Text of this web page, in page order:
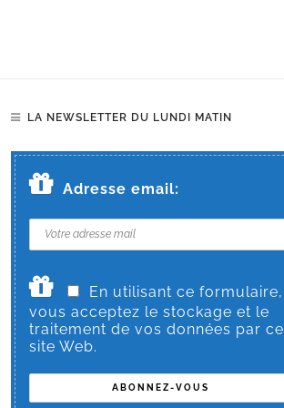
LA NEWSLETTER DU LUNDI MATIN
Adresse email:
En utilisant ce formulaire,
vous acceptez le stockage et le
traitement de vos données par ce
site Web.